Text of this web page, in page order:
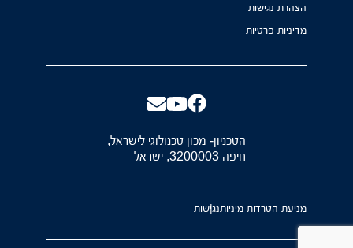
הצהרת נגישות
מדיניות פרטיות
הטכניון- מכון טכנולוגי לישראל,
חיפה 3200003, ישראל
מניעת הטרדות מיניותנגישות